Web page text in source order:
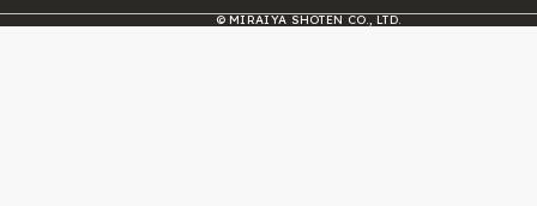
© MIRAIYA SHOTEN CO., LTD.